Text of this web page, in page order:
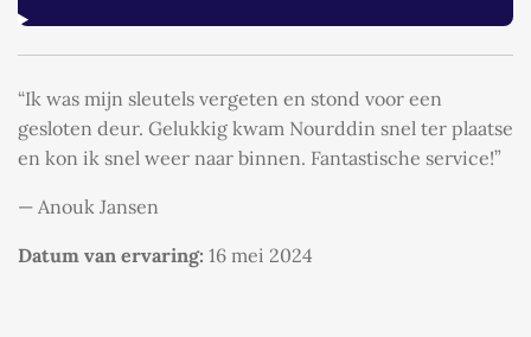
“Ik was mijn sleutels vergeten en stond voor een
gesloten deur. Gelukkig kwam Nourddin snel ter plaatse
en kon ik snel weer naar binnen. Fantastische service!”
— Anouk Jansen
Datum van ervaring: 16 mei 2024